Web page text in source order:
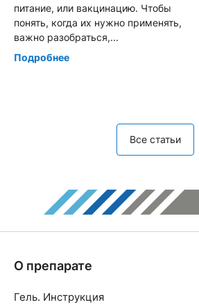
питание, или вакцинацию. Чтобы
понять, когда их нужно применять,
важно разобраться,...
Подробнее
Все статьи
О препарате
Гель. Инструкция